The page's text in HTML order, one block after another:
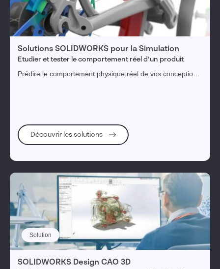
Solutions SOLIDWORKS pour la Simulation
Etudier et tester le comportement réel d’un produit
Prédire le comportement physique réel de vos conceptions
Découvrir les solutions
Solution
SOLIDWORKS Design CAO 3D